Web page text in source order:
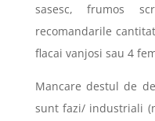
sasesc, frumos
recomandarile
flacai vanjosi sau 4
Mancare destul de
sunt fazi/ industriali